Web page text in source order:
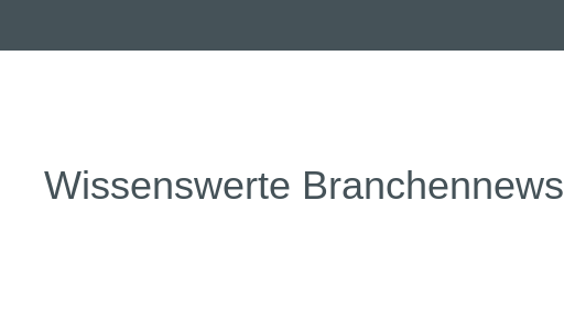
Wissenswerte Branchennews